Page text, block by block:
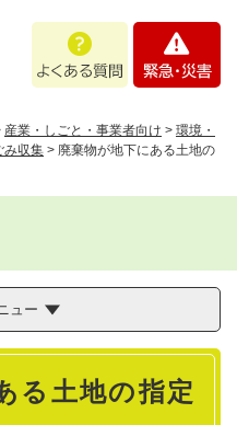
あ
問
・
産業・しごと・事業者向け > 環境・
み収集 > 廃棄物が地下にある土地の
ュー
る土地の指定